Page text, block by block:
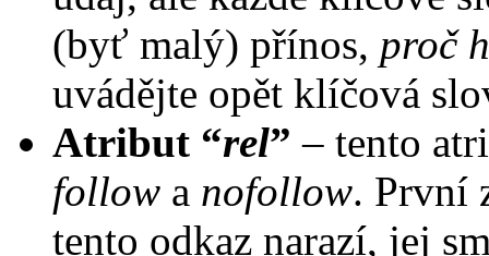
(byť malý) přínos, proč
uvádějte opět klíčová
Atribut “rel” – tento
follow a nofollow. První
tento odkaz narazí, jej